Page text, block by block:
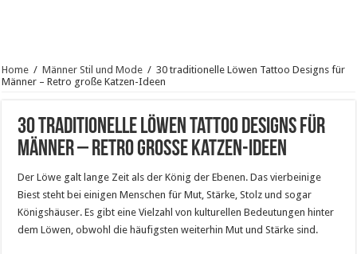
Home / Männer Stil und Mode / 30 traditionelle Löwen Tattoo Designs für
Männer – Retro große Katzen-Ideen
30 traditionelle Löwen Tattoo Designs für
Männer – Retro große Katzen-Ideen
Der Löwe galt lange Zeit als der König der Ebenen. Das vierbeinige
Biest steht bei einigen Menschen für Mut, Stärke, Stolz und sogar
Königshäuser. Es gibt eine Vielzahl von kulturellen Bedeutungen hinter
dem Löwen, obwohl die häufigsten weiterhin Mut und Stärke sind.